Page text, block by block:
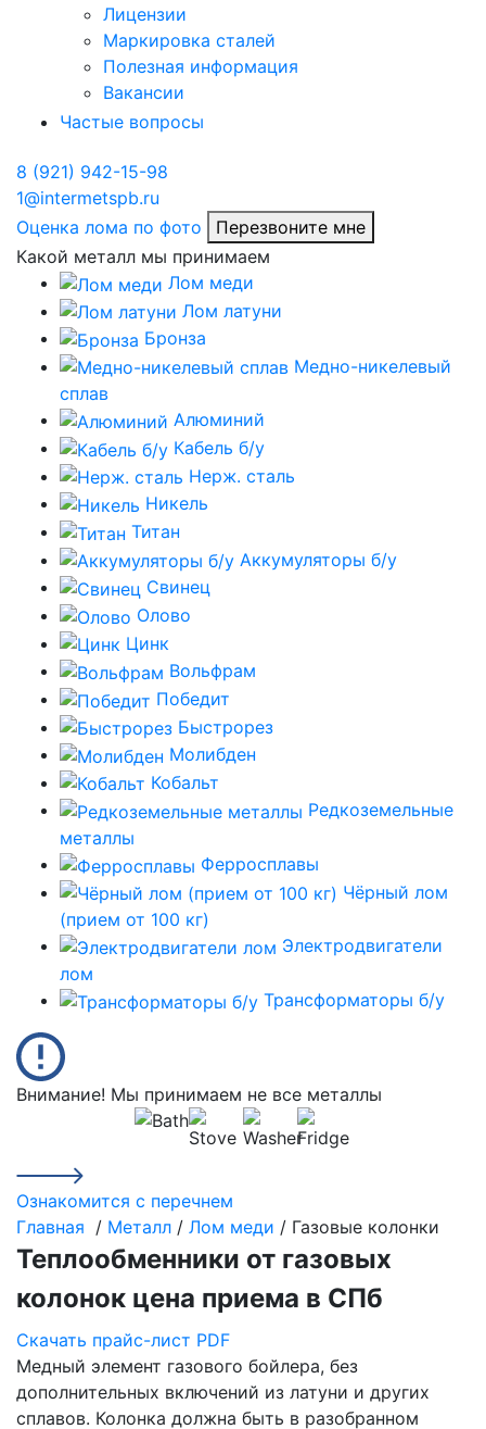
Лицензии
Маркировка сталей
Полезная информация
Вакансии
Частые вопросы
8 (921) 942-15-98
1@intermetspb.ru
Оценка лома по фото
Перезвоните мне
Какой металл мы принимаем
Лом меди
Лом латуни
Бронза
Медно-никелевый
сплав
Алюминий
Кабель б/у
Нерж. сталь
Никель
Титан
Аккумуляторы б/у
Свинец
Олово
Цинк
Вольфрам
Победит
Быстрорез
Молибден
Кобальт
Редкоземельные
металлы
Ферросплавы
Чёрный лом
(прием от 100 кг)
Электродвигатели
лом
Трансформаторы б/у
Внимание! Мы принимаем не все металлы
Ознакомится с перечнем
Главная / Металл / Лом меди / Газовые колонки
Теплообменники от газовых
колонок цена приема в СПб
Скачать прайс-лист PDF
Медный элемент газового бойлера, без
дополнительных включений из латуни и других
сплавов. Колонка должна быть в разобранном